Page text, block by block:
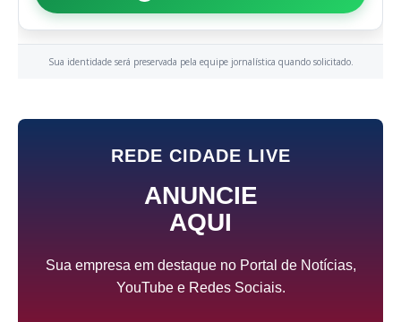
Sua identidade será preservada pela equipe jornalística quando solicitado.
REDE CIDADE LIVE
ANUNCIE
AQUI
Sua empresa em destaque no Portal de Notícias,
YouTube e Redes Sociais.